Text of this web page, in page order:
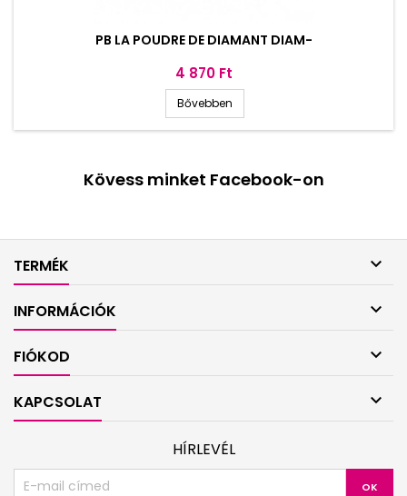
PB LA POUDRE DE DIAMANT DIAM-
Ár
4 870 Ft
Bővebben
Kövess minket Facebook-on
TERMÉK 
INFORMÁCIÓK 
FIÓKOD 
KAPCSOLAT 
HÍRLEVÉL